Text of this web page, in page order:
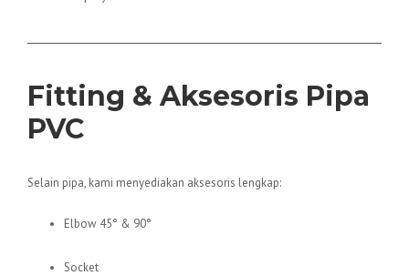
Fitting & Aksesoris Pipa
PVC
Selain pipa, kami menyediakan aksesoris lengkap:
Elbow 45° & 90°
Socket